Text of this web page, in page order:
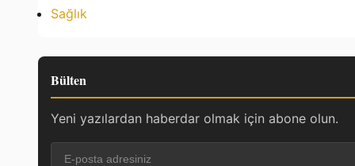
Sağlık
Bülten
Yeni yazılardan haberdar olmak için abone olun.